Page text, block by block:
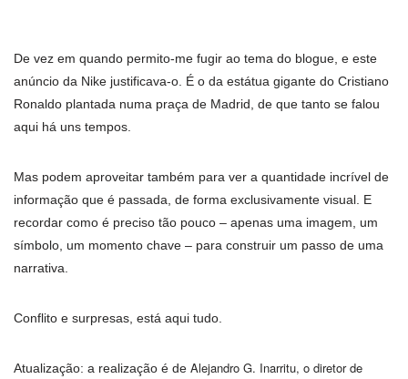
De vez em quando permito-me fugir ao tema do blogue, e este
anúncio da Nike justificava-o. É o da estátua gigante do Cristiano
Ronaldo plantada numa praça de Madrid, de que tanto se falou
aqui há uns tempos.
Mas podem aproveitar também para ver a quantidade incrível de
informação que é passada, de forma exclusivamente visual. E
recordar como é preciso tão pouco – apenas uma imagem, um
símbolo, um momento chave – para construir um passo de uma
narrativa.
Conflito e surpresas, está aqui tudo.
Atualização: a realização é de Alejandro G. Inarritu, o diretor de